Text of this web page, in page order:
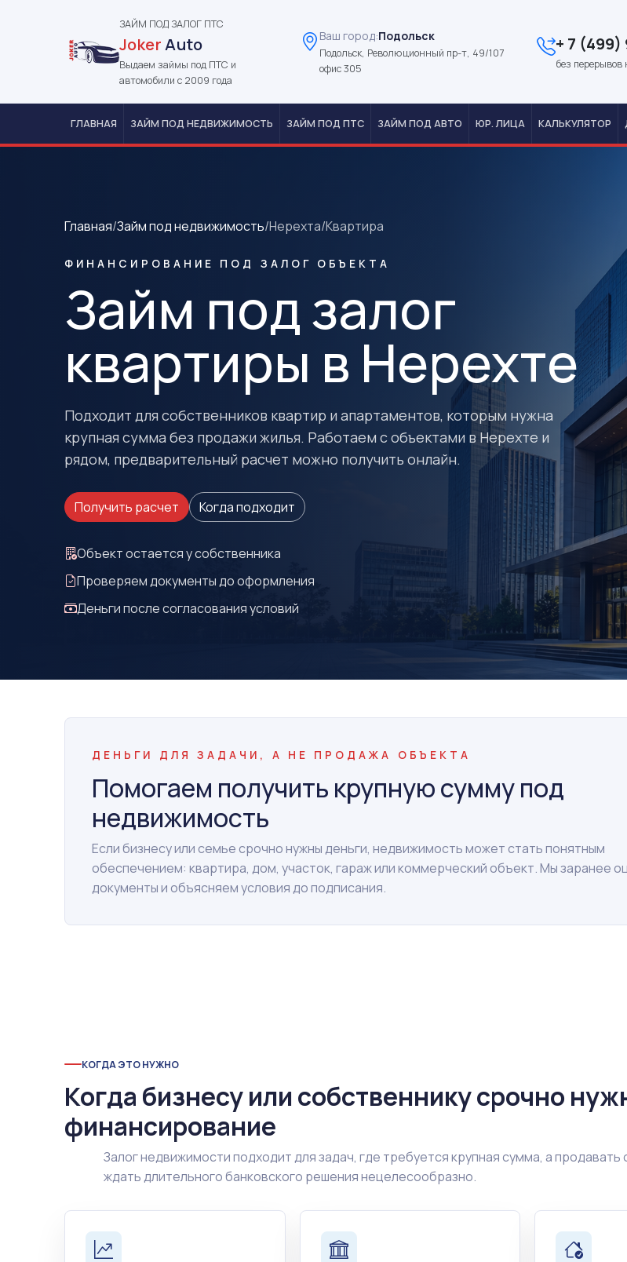
ЗАЙМ ПОД ЗАЛОГ ПТС
JokerAuto
Выдаем займы под ПТС и
автомобили с 2009 года
Ваш город:Подольск
Подольск, Революционный пр-т, 49/107
офис 305
+ 7
без перерывов
ГЛАВНАЯ ЗАЙМ ПОД НЕДВИЖИМОСТЬ ЗАЙМ ПОД ПТС ЗАЙМ ПОД АВТО ЮР. ЛИЦА КАЛЬКУЛЯТОР
Главная/Займ под недвижимость/Нерехта/Квартира
ФИНАНСИРОВАНИЕ ПОД ЗАЛОГ ОБЪЕКТА
Займ под залог
квартиры в Нерехте
Подходит для собственников квартир и апартаментов, которым нужна
крупная сумма без продажи жилья. Работаем с объектами в Нерехте и
рядом, предварительный расчет можно получить онлайн.
Получить расчет Когда подходит
Объект остается у собственника
Проверяем документы до оформления
Деньги после согласования условий
ДЕНЬГИ ДЛЯ ЗАДАЧИ, А НЕ ПРОДАЖА ОБЪЕКТА
Помогаем получить крупную сумму под
недвижимость
Если бизнесу или семье срочно нужны деньги, недвижимость может стать понятным
обеспечением: квартира, дом, участок, гараж или коммерческий объект. Мы заранее
документы и объясняем условия до подписания.
КОГДА ЭТО НУЖНО
Когда бизнесу или собственнику срочно
финансирование
Залог недвижимости подходит для задач, где требуется крупная сумма, а продавать
ждать длительного банковского решения нецелесообразно.